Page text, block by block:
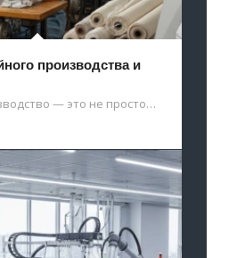
производства и
— это не просто…